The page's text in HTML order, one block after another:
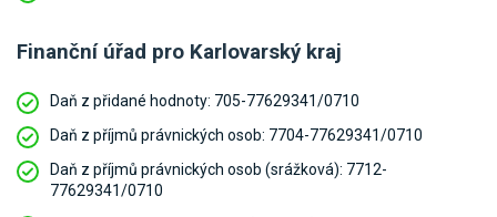
Finanční úřad pro Karlovarský kraj
Daň z přidané hodnoty: 705-77629341/0710
Daň z příjmů právnických osob: 7704-77629341/0710
Daň z příjmů právnických osob (srážková): 7712-
77629341/0710